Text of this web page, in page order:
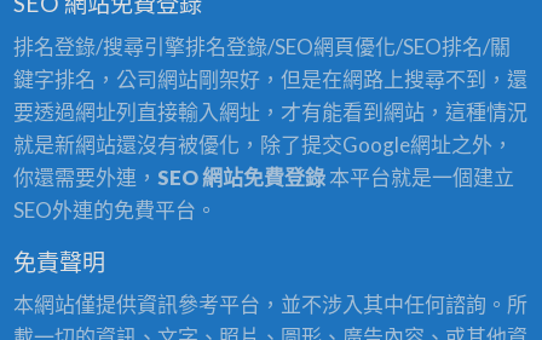
排名登錄/搜尋引擎排名登錄/SEO網頁優化/SEO排名/關
鍵字排名，公司網站剛架好，但是在網路上搜尋不到，還
要透過網址列直接輸入網址，才有能看到網站，這種情況
就是新網站還沒有被優化，除了提交Google網址之外，
你還需要外連， SEO 網站免費登錄本平台就是一個建立
SEO外連的免費平台。
免責聲明
本網站僅提供資訊參考平台，並不涉入其中任何諮詢。所